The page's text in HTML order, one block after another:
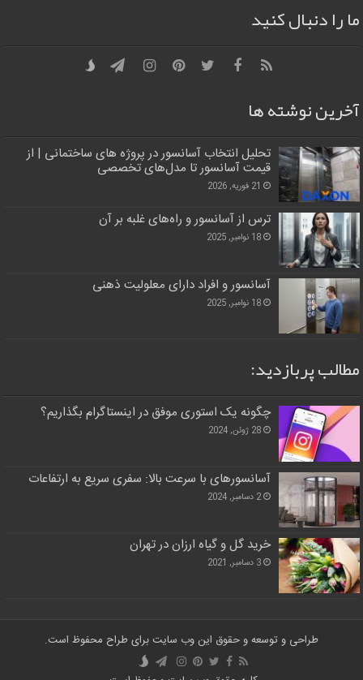
ما را دنبال کنید
آخرین نوشته ها
تحلیل انتخاب آسانسور در پروژه‌ های ساختمانی | از
قیمت آسانسور تا مدل‌های تخصصی
21 فوریه, 2026
ترس از آسانسور و راه‌های غلبه بر آن
18 نوامبر, 2025
آسانسور و افراد دارای معلولیت ذهنی
18 نوامبر, 2025
مطالب پربازدید:
چگونه یک استوری موفق در اینستاگرام بگذاریم؟
28 ژوئن, 2024
آسانسورهای با سرعت بالا: سفری سریع به ارتفاعات
2 دسامبر, 2024
خرید گل و گیاه ارزان در تهران
3 دسامبر, 2021
طراحی و توسعه و حقوق این وب سایت برای طراح محفوظ است.